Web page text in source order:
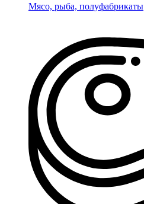
Мясо, рыба, полуфабрикаты